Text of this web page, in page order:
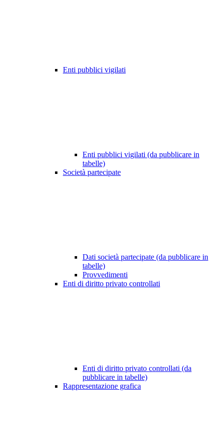
Enti pubblici vigilati
Enti pubblici vigilati (da pubblicare in
tabelle)
Società partecipate
Dati società partecipate (da pubblicare in
tabelle)
Provvedimenti
Enti di diritto privato controllati
Enti di diritto privato controllati (da
pubblicare in tabelle)
Rappresentazione grafica